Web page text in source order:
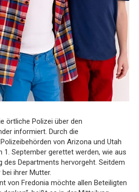
örtliche Polizei über den
informiert. Durch die
von Arizona und Utah
1. September gerettet werden, wie aus
des Departments hervorgeht. Seitdem
ihrer Mutter.
von Fredonia möchte allen Beteiligten